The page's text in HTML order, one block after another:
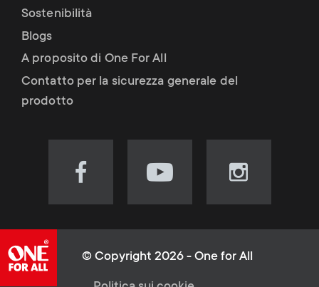
Sostenibilità
Blogs
A proposito di One For All
Contatto per la sicurezza generale del
prodotto
Visit
(opens
Visit
(opens
Visit
(opens
© Copyright 2026 - One for All